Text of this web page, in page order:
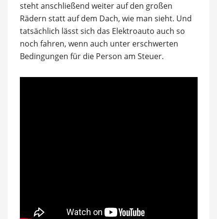
steht anschließend weiter auf den großen
Rädern statt auf dem Dach, wie man sieht. Und
tatsächlich lässt sich das Elektroauto auch so
noch fahren, wenn auch unter erschwerten
Bedingungen für die Person am Steuer.